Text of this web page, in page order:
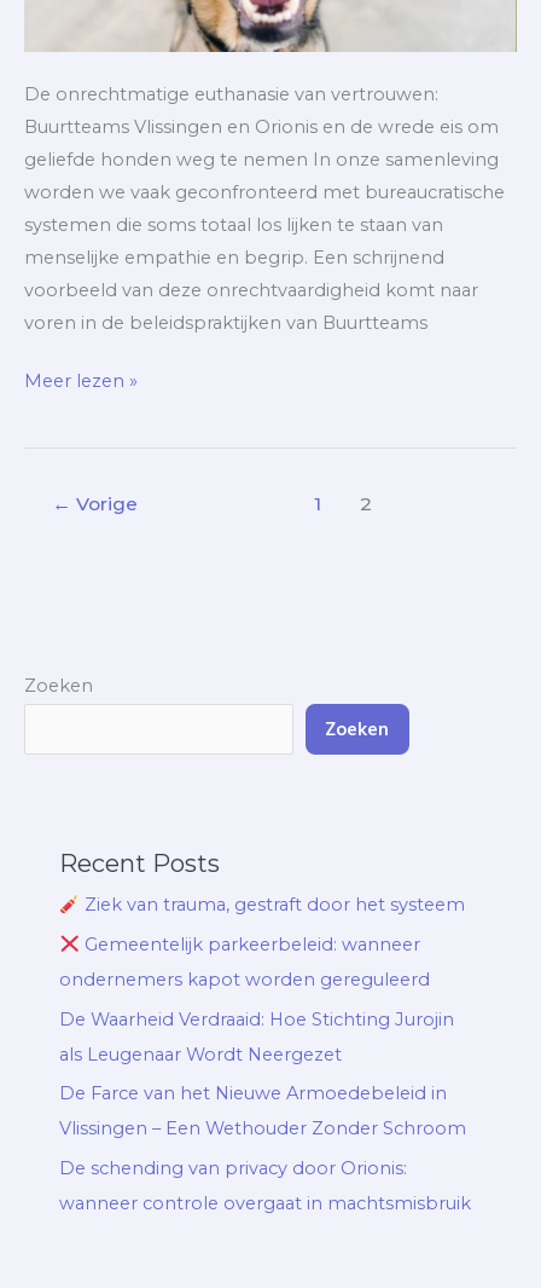
De onrechtmatige euthanasie van vertrouwen:
Buurtteams Vlissingen en Orionis en de wrede eis om
geliefde honden weg te nemen In onze samenleving
worden we vaak geconfronteerd met bureaucratische
systemen die soms totaal los lijken te staan van
menselijke empathie en begrip. Een schrijnend
voorbeeld van deze onrechtvaardigheid komt naar
voren in de beleidspraktijken van Buurtteams
Meer lezen »
← Vorige 1 2
Zoeken
Zoeken
Recent Posts
Ziek van trauma, gestraft door het systeem
Gemeentelijk parkeerbeleid: wanneer
ondernemers kapot worden gereguleerd
De Waarheid Verdraaid: Hoe Stichting Jurojin
als Leugenaar Wordt Neergezet
De Farce van het Nieuwe Armoedebeleid in
Vlissingen – Een Wethouder Zonder Schroom
De schending van privacy door Orionis:
wanneer controle overgaat in machtsmisbruik